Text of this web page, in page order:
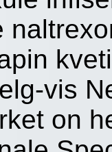
vis
on